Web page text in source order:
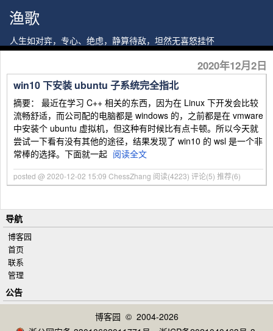
渔歌
人生如对弈，专心、绝虑，静算待敌，坦然无喜怒挂怀
2020年12月2日
win10 下安装 ubuntu 子系统完全指北
摘要： 最近在学习 C++ 相关的东西，因为在 Linux 下开发会比较
流畅舒适，而公司配的电脑都是 windows 的，之前都是在 vmware
中安装个 ubuntu 虚拟机，但这种有时候比有点卡顿。所以今天就
尝试一下看有没有其他的途径，结果发现了 win10 的 wsl 是一个非
常棒的选择。下面就一起 阅读全文
posted @ 2020-12-02 15:09 ChessZhang 阅读(4223) 评论(5) 推荐(6)
导航
博客园
首页
联系
管理
公告
博客园 © 2004-2026